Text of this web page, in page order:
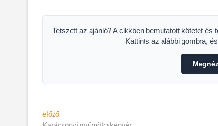
Tetszett az ajánló? A cikkben bemutatott kötetet és
Kattints az alábbi gombra,
Bejegyzés
előzőElőző